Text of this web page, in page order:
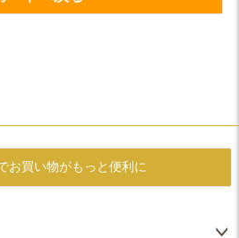
お買い物がもっと便利に